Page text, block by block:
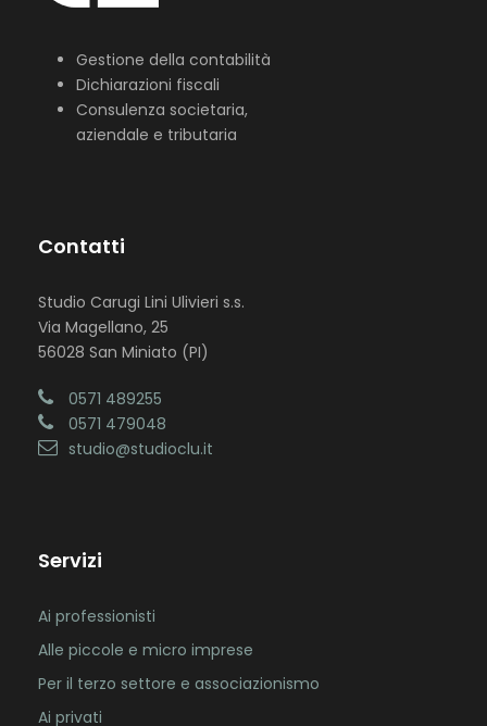
Gestione della contabilità
Dichiarazioni fiscali
Consulenza societaria,
aziendale e tributaria
Contatti
Studio Carugi Lini Ulivieri s.s.
Via Magellano, 25
56028 San Miniato (PI)
0571 489255
0571 479048
studio@studioclu.it
Servizi
Ai professionisti
Alle piccole e micro imprese
Per il terzo settore e associazionismo
Ai privati